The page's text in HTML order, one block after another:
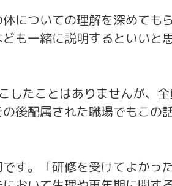
についての理解を深めても
も一緒に説明するといいと
したことはありませんが、
後配属された職場でもこの
す。「研修を受けてよかっ